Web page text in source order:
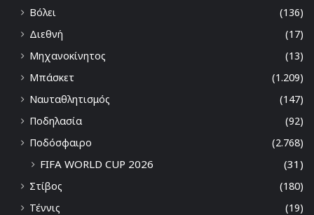
Βόλει
(136)
Διεθνή
(17)
Μηχανοκίνητος
(13)
Μπάσκετ
(1.209)
Ναυταθλητισμός
(147)
Ποδηλασία
(92)
Ποδόσφαιρο
(2.768)
FIFA WORLD CUP 2026 (31)
Στίβος
(180)
Τέννις
(19)